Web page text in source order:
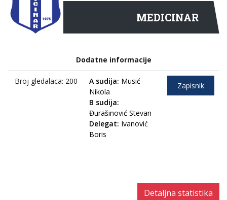
MEDICINAR
Dodatne informacije
Broj gledalaca: 200 A sudija: Musić
Nikola
B sudija:
Đurašinović Stevan
Delegat: Ivanović
Boris
Zapisnik
Detaljna statistika